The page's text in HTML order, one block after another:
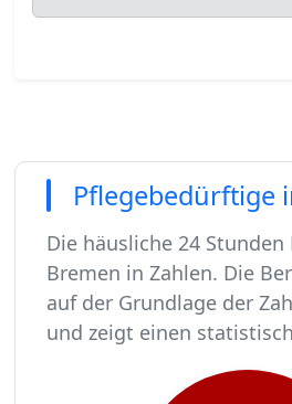
Pflegebedürftige
Die häusliche 24
Bremen in Zahlen. Die
auf der Grundlage der
und zeigt einen
In Bremen leben rund
Von diesen 586271
Ca. 5722 dieser
Der Großteil der